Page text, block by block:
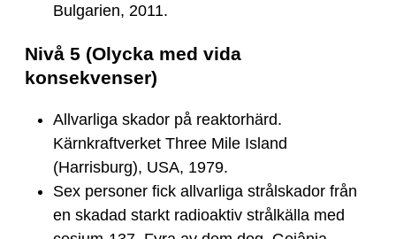
Bulgarien, 2011.
Nivå 5 (Olycka med vida
konsekvenser)
Allvarliga skador på reaktorhärd.
Kärnkraftverket Three Mile Island
(Harrisburg), USA, 1979.
Sex personer fick allvarliga strålskador från
en skadad starkt radioaktiv strålkälla med